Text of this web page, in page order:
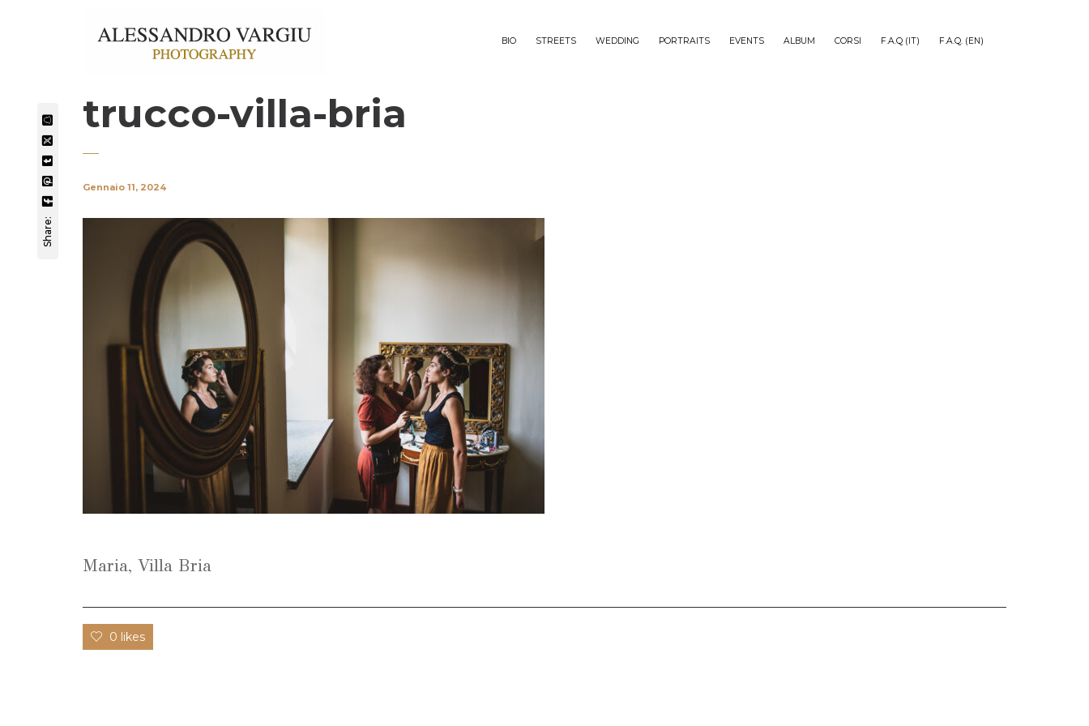
BIO STREETS WEDDING PORTRAITS EVENTS ALBUM CORSI F.A.Q (IT) F.A.Q. (EN)
trucco-villa-bria
Share:
Gennaio 11, 2024
Maria, Villa Bria
0 likes